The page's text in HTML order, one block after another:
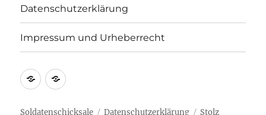
Datenschutzerklärung
Impressum und Urheberrecht
Kontakt
E-
Impressum
Urheberrecht
Soldatenschicksale Datenschutzerklärung Stolz